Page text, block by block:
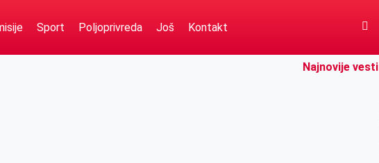
Sport Poljoprivreda Još Kontakt
Najnovije vesti